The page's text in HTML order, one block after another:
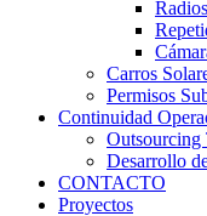
Carros
Permisos
Continuidad
Outsourcing
Desarrollo
CONTACTO
Proyectos